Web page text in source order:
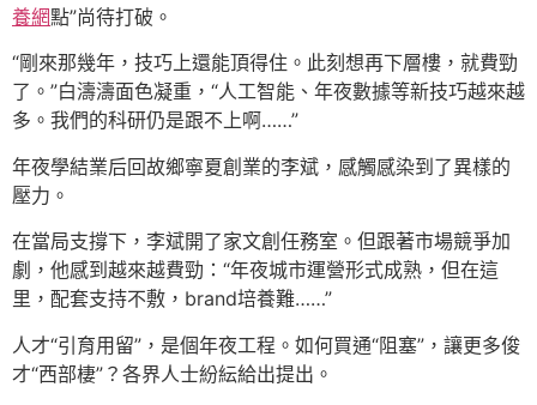
養網點”尚待打破。
“剛來那幾年，技巧上還能頂得住。此刻想再下層樓，就費勁
了。”白濤濤面色凝重，“人工智能、年夜數據等新技巧越來越
多。我們的科研仍是跟不上啊……”
年夜學結業后回故鄉寧夏創業的李斌，感觸感染到了異樣的
壓力。
在當局支撐下，李斌開了家文創任務室。但跟著市場競爭加
劇，他感到越來越費勁：“年夜城市運營形式成熟，但在這
里，配套支持不敷，brand培養難……”
人才“引育用留”，是個年夜工程。如何買通“阻塞”，讓更多俊
才“西部棲”？各界人士紛紜給出提出。